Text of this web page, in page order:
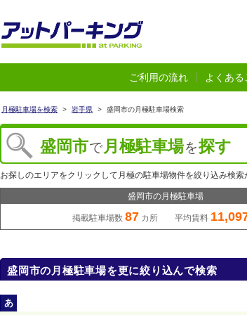
ご利用の流れ よくある
月極駐車場を検索 > 岩手県 > 盛岡市の月極駐車場検索
盛岡市で 月極駐車場を探す
お探しのエリアをクリックして月極の駐車場物件を絞り込み検索
盛岡市の月極駐車場
掲載駐車場数 87 カ所 平均賃料
盛岡市の月極駐車場を更に絞り込んで検索
あ